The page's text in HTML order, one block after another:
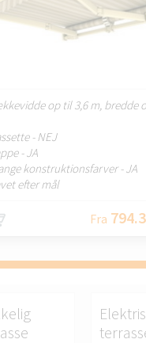
op til 3,6 m, bredde
- NEJ
- JA
konstruktionsfarver - JA
efter mål
Fra